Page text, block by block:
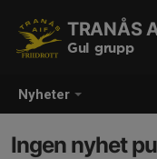
Nyheter
TRANÅS
Gul grupp
Ingen nyhet